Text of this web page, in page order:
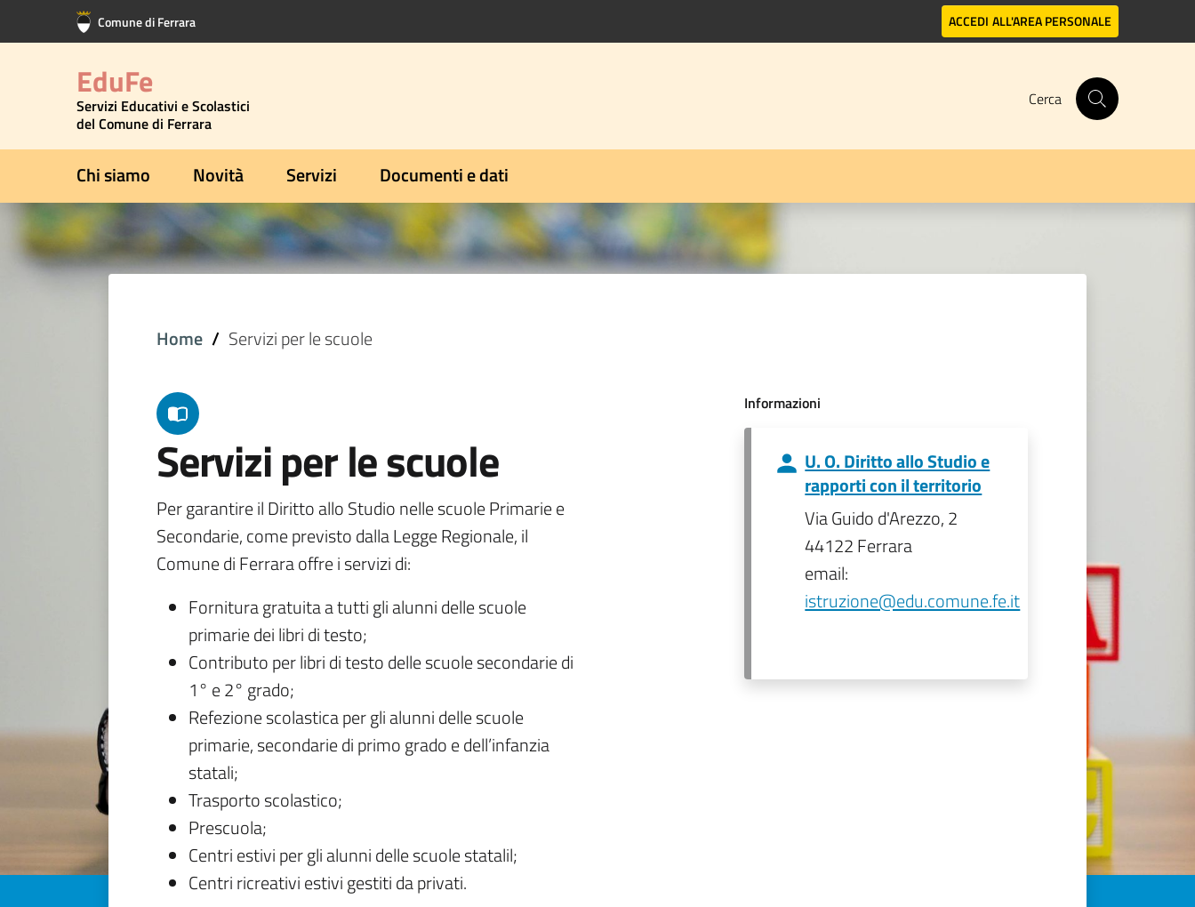
Vai al contenuto principale
Vai al footer Comune di Ferrara ACCEDI ALL'AREA PERSONALE
EduFe
Servizi Educativi e Scolastici
del Comune di Ferrara
Cerca
Chi siamo Novità Servizi Documenti e dati
Home Servizi per le scuole
Servizi per le scuole
Per garantire il Diritto allo Studio nelle scuole Primarie e
Secondarie, come previsto dalla Legge Regionale, il
Comune di Ferrara offre i servizi di:
Fornitura gratuita a tutti gli alunni delle scuole
primarie dei libri di testo;
Contributo per libri di testo delle scuole secondarie di
1° e 2° grado;
Refezione scolastica per gli alunni delle scuole
primarie, secondarie di primo grado e dell’infanzia
statali;
Trasporto scolastico;
Prescuola;
Centri estivi per gli alunni delle scuole statalil;
Centri ricreativi estivi gestiti da privati.
Informazioni
U. O. Diritto allo Studio e
rapporti con il territorio
Via Guido d'Arezzo, 2
44122 Ferrara
email:
istruzione@edu.comune.fe.it